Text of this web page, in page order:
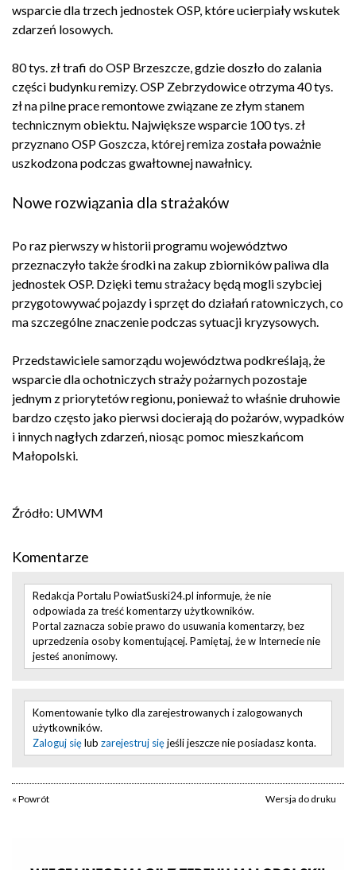
wsparcie dla trzech jednostek OSP, które ucierpiały wskutek
zdarzeń losowych.
80 tys. zł trafi do OSP Brzeszcze, gdzie doszło do zalania
części budynku remizy. OSP Zebrzydowice otrzyma 40 tys.
zł na pilne prace remontowe związane ze złym stanem
technicznym obiektu. Największe wsparcie 100 tys. zł
przyznano OSP Goszcza, której remiza została poważnie
uszkodzona podczas gwałtownej nawałnicy.
Nowe rozwiązania dla strażaków
Po raz pierwszy w historii programu województwo
przeznaczyło także środki na zakup zbiorników paliwa dla
jednostek OSP. Dzięki temu strażacy będą mogli szybciej
przygotowywać pojazdy i sprzęt do działań ratowniczych, co
ma szczególne znaczenie podczas sytuacji kryzysowych.
Przedstawiciele samorządu województwa podkreślają, że
wsparcie dla ochotniczych straży pożarnych pozostaje
jednym z priorytetów regionu, ponieważ to właśnie druhowie
bardzo często jako pierwsi docierają do pożarów, wypadków
i innych nagłych zdarzeń, niosąc pomoc mieszkańcom
Małopolski.
Źródło: UMWM
Komentarze
Redakcja Portalu PowiatSuski24.pl informuje, że nie
odpowiada za treść komentarzy użytkowników.
Portal zaznacza sobie prawo do usuwania komentarzy, bez
uprzedzenia osoby komentującej. Pamiętaj, że w Internecie nie
jesteś anonimowy.
Komentowanie tylko dla zarejestrowanych i zalogowanych
użytkowników.
Zaloguj sięlub zarejestruj sięjeśli jeszcze nie posiadasz konta.
« Powrót Wersja do druku